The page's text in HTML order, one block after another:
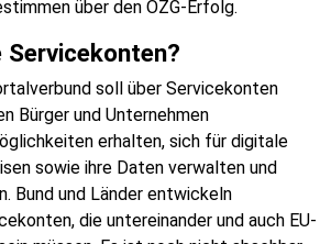
über den OZG-Erfolg.
soll über Servicekonten
Bürger und Unternehmen
erhalten, sich für digitale
sowie ihre Daten verwalten und
Bund und Länder entwickeln
die untereinander und auch EU-